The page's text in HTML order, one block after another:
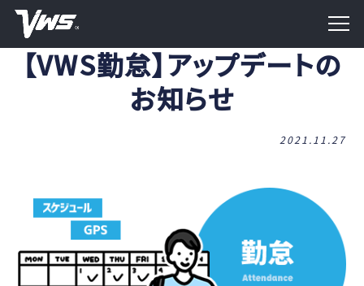
【VWS勤怠】アップデートの
お知らせ
2021.11.27